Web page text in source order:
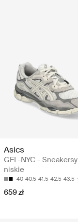
Asics
GEL-NYC - Sneakersy
niskie
40 40.5 41.5 42.5 43.5
659 zł